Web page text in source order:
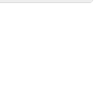
fabricante, teclado de